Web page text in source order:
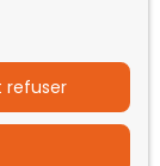
refuser